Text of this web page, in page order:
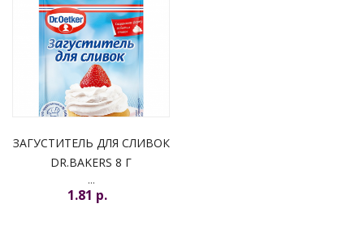
ЗАГУСТИТЕЛЬ ДЛЯ СЛИВОК
DR.BAKERS 8 Г
...
1.81 p.